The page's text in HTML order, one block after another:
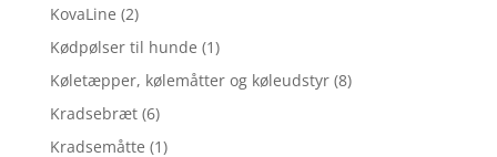
KovaLine (2)
Kødpølser til hunde (1)
Køletæpper, kølemåtter og køleudstyr (8)
Kradsebræt (6)
Kradsemåtte (1)